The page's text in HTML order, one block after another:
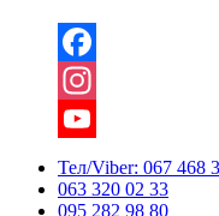
Facebook
Instagram
YouTube
Channel
Тел/Viber: 067 468
063 320 02 33
095 282 98 80